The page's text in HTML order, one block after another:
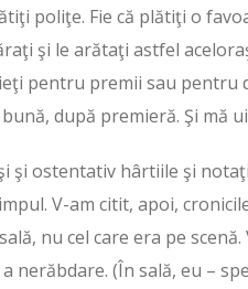
poliţe. Fie că plătiţi o
şi le arătaţi astfel
pentru premii sau pentru
după premieră. Şi mă
şi ostentativ hârtiile şi
V-am citit, apoi,
nu cel care era pe
nerăbdare. (În sală, eu –